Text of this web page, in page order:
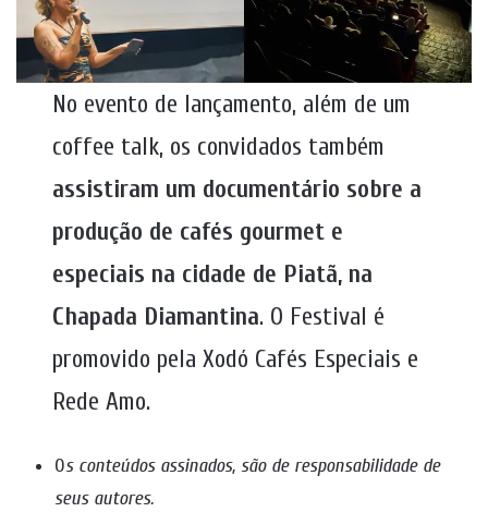
No evento de lançamento, além de um
coffee talk, os convidados também
assistiram um documentário sobre a
produção de cafés gourmet e
especiais na cidade de Piatã, na
Chapada Diamantina. O Festival é
promovido pela Xodó Cafés Especiais e
Rede Amo.
Os conteúdos assinados, são de responsabilidade de
seus autores.